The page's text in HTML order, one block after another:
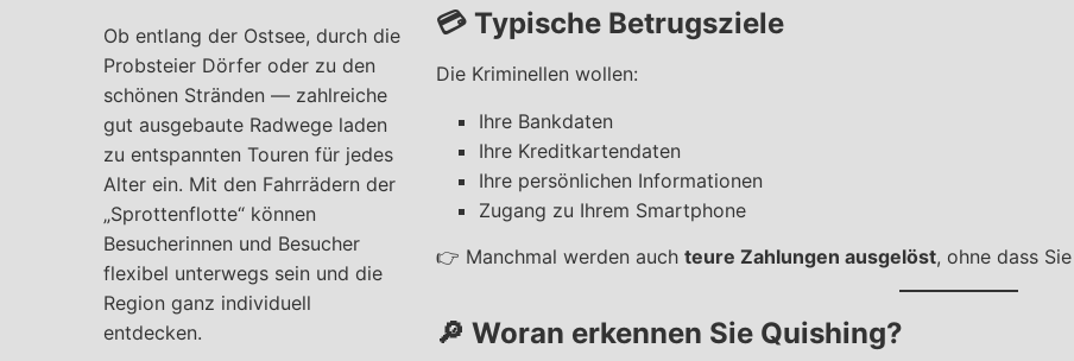
Ob entlang der Ostsee, durch die
Probsteier Dörfer oder zu den
schönen Stränden — zahlreiche
gut ausgebaute Radwege laden
zu entspannten Touren für jedes
Alter ein. Mit den Fahrrädern der
„Sprottenflotte“ können
Besucherinnen und Besucher
flexibel unterwegs sein und die
Region ganz individuell
entdecken.
💳 Typische Betrugsziele
Die Kriminellen wollen:
Ihre Bankdaten
Ihre Kreditkartendaten
Ihre persönlichen Informationen
Zugang zu Ihrem Smartphone
👉 Manchmal werden auch teure Zahlungen ausgelöst, ohne dass
🔎 Woran erkennen Sie Quishing?